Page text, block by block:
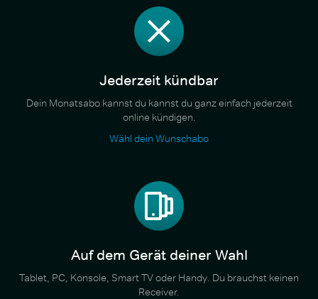
Jederzeit kündbar
Dein Monatsabo kannst du kannst du ganz einfach jederzeit
online kündigen.
Wähl dein Wunschabo
Auf dem Gerät deiner Wahl
Tablet, PC, Konsole, Smart TV oder Handy. Du brauchst keinen
Receiver.